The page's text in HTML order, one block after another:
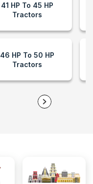
41 HP To 45 HP
Tractors
46 HP To 50 HP
Tractors